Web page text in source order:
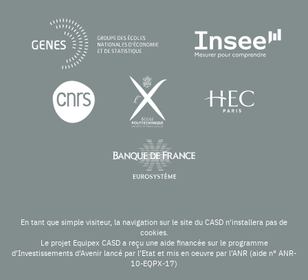
En tant que simple visiteur, la navigation sur le site du CASD n'installera pas de
cookies.
Le projet Equipex CASD a reçu une aide financée sur le programme
d’Investissements d’Avenir lancé par l’Etat et mis en oeuvre par l’ANR (aide n° ANR-
10-EQPX-17)